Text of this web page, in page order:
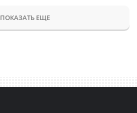
ПОКАЗАТЬ ЕЩЕ